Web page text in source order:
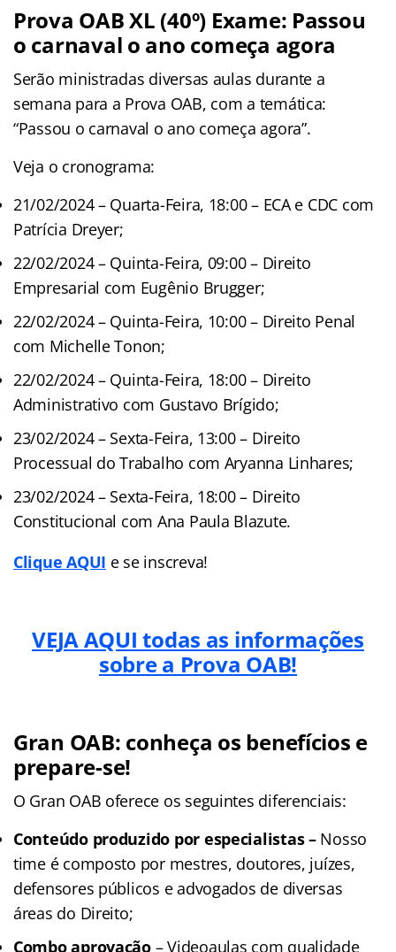
Prova OAB XL (40º) Exame: Passou
o carnaval o ano começa agora
Serão ministradas diversas aulas durante a
semana para a Prova OAB, com a temática:
“Passou o carnaval o ano começa agora”.
Veja o cronograma:
21/02/2024 – Quarta-Feira, 18:00 – ECA e CDC com
Patrícia Dreyer;
22/02/2024 – Quinta-Feira, 09:00 – Direito
Empresarial com Eugênio Brugger;
22/02/2024 – Quinta-Feira, 10:00 – Direito Penal
com Michelle Tonon;
22/02/2024 – Quinta-Feira, 18:00 – Direito
Administrativo com Gustavo Brígido;
23/02/2024 – Sexta-Feira, 13:00 – Direito
Processual do Trabalho com Aryanna Linhares;
23/02/2024 – Sexta-Feira, 18:00 – Direito
Constitucional com Ana Paula Blazute.
Clique AQUI e se inscreva!
VEJA AQUI todas as informações
sobre a Prova OAB!
Gran OAB: conheça os benefícios e
prepare-se!
O Gran OAB oferece os seguintes diferenciais:
Conteúdo produzido por especialistas –Nosso
time é composto por mestres, doutores, juízes,
defensores públicos e advogados de diversas
áreas do Direito;
Combo aprovação– Videoaulas com qualidade